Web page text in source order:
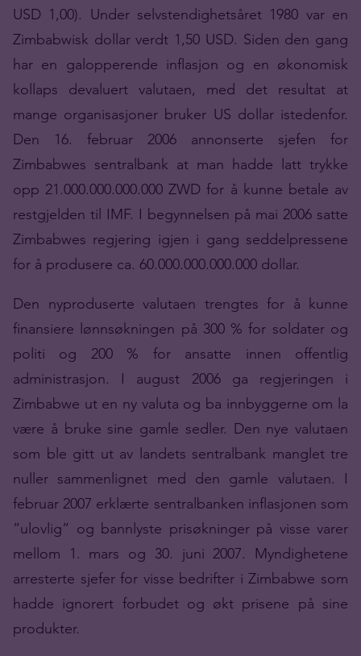
USD 1,00). Under selvstendighetsåret 1980 var en
Zimbabwisk dollar verdt 1,50 USD. Siden den gang
har en galopperende inflasjon og en økonomisk
kollaps devaluert valutaen, med det resultat at
mange organisasjoner bruker US dollar istedenfor.
Den 16. februar 2006 annonserte sjefen for
Zimbabwes sentralbank at man hadde latt trykke
opp 21.000.000.000.000 ZWD for å kunne betale av
restgjelden til IMF. I begynnelsen på mai 2006 satte
Zimbabwes regjering igjen i gang seddelpressene
for å produsere ca. 60.000.000.000.000 dollar.
Den nyproduserte valutaen trengtes for å kunne
finansiere lønnsøkningen på 300 % for soldater og
politi og 200 % for ansatte innen offentlig
administrasjon. I august 2006 ga regjeringen i
Zimbabwe ut en ny valuta og ba innbyggerne om la
være å bruke sine gamle sedler. Den nye valutaen
som ble gitt ut av landets sentralbank manglet tre
nuller sammenlignet med den gamle valutaen. I
februar 2007 erklærte sentralbanken inflasjonen som
”ulovlig” og bannlyste prisøkninger på visse varer
mellom 1. mars og 30. juni 2007. Myndighetene
arresterte sjefer for visse bedrifter i Zimbabwe som
hadde ignorert forbudet og økt prisene på sine
produkter.